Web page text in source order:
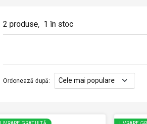
2 produse, 1 în stoc
Ordonează după: